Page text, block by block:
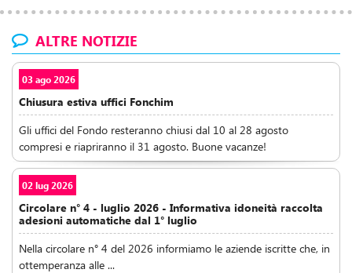
ALTRE NOTIZIE
03 ago 2026
Chiusura estiva uffici Fonchim
Gli uffici del Fondo resteranno chiusi dal 10 al 28 agosto
compresi e riapriranno il 31 agosto. Buone vacanze!
02 lug 2026
Circolare n° 4 - luglio 2026 - Informativa idoneità raccolta
adesioni automatiche dal 1° luglio
Nella circolare n° 4 del 2026 informiamo le aziende iscritte che, in
ottemperanza alle ...